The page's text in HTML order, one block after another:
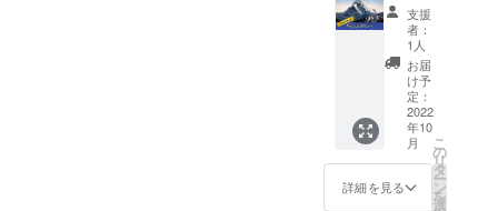
※備考欄
に御社
名と事
業内容
を30文
字以内
でご記
載くだ
さい。
（エグ
ゼク
ティ
ブ） 書
籍に御
社名と
事業内
容を記
載させ
ていた
だきま
す。 ま
支援
者：
1人
お届
け予
定：
2022
年10
月
詳細を見る
こ
の
リ
タ
ー
ン
を
選